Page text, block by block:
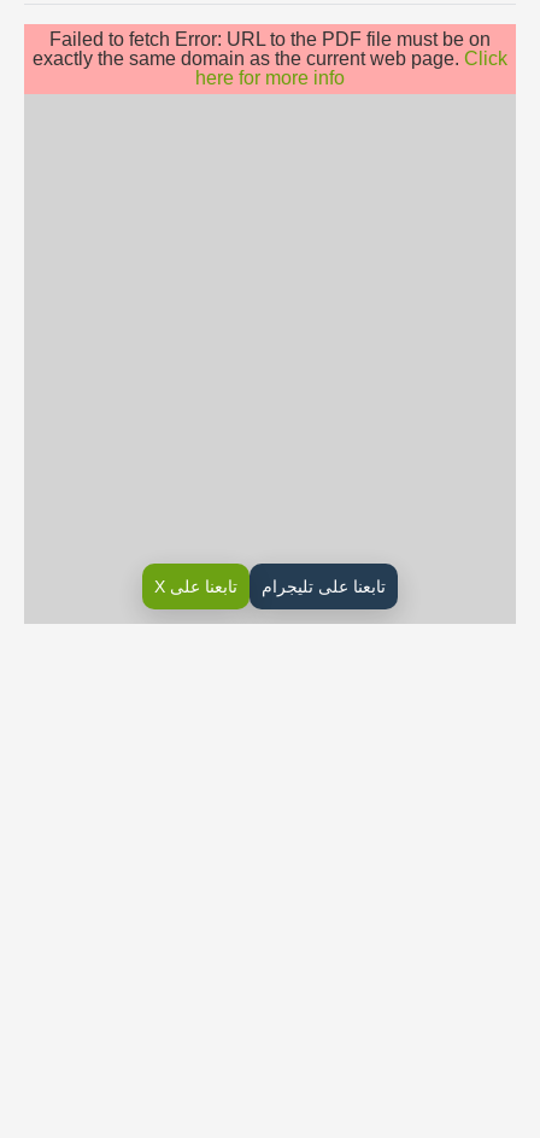
Failed to fetch Error: URL to the PDF file must be on
exactly the same domain as the current web page. Click
here for more info
تابعنا على تليجرام تابعنا على X